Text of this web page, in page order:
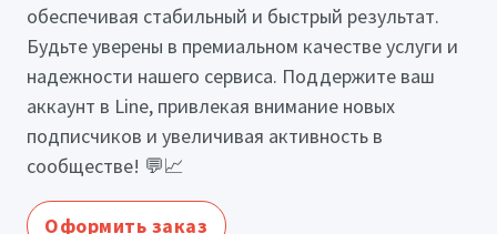
обеспечивая стабильный и быстрый результат.
Будьте уверены в премиальном качестве услуги и
надежности нашего сервиса. Поддержите ваш
аккаунт в Line, привлекая внимание новых
подписчиков и увеличивая активность в
сообществе! 💬📈
Оформить заказ